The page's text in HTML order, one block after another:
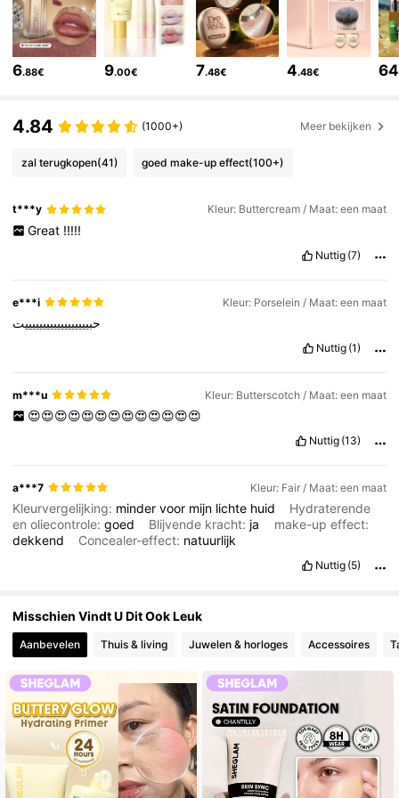
4.91 4.7M Volgers
4.7M Volgers
6.88€ 9.00€ 7.48€ 4.48€ 64
4.84 (1000+) Meer bekijken
zal terugkopen(41) goed make-up effect(100+)
t***y Kleur: Buttercream / Maat: een maat
Great !!!!!
Nuttig (7)
e***i Kleur: Porselein / Maat: een maat
حبييييييييييييييييييت
Nuttig (1)
m***u Kleur: Butterscotch / Maat: een maat
😍😍😍😍😍😍😍😍😍😍😍😍😍
Nuttig (13)
a***7 Kleur: Fair / Maat: een maat
Kleurvergelijking: mindervoor mijn lichte huid
Hydraterende
en oliecontrole:goed Blijvende kracht: ja
make-up effect:
dekkend
Concealer-effect: natuurlijk
Nuttig (5)
Misschien Vindt U Dit Ook Leuk
Aanbevelen Thuis & living Juwelen & horloges Accessoires